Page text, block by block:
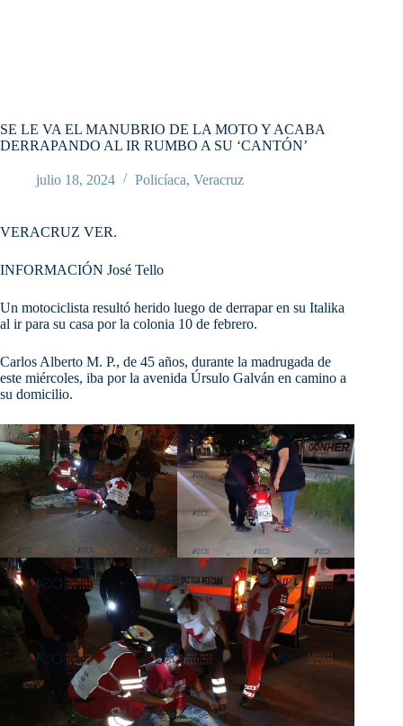
SE LE VA EL MANUBRIO DE LA MOTO Y ACABA
DERRAPANDO AL IR RUMBO A SU ‘CANTÓN’
julio 18, 2024 Policíaca, Veracruz
VERACRUZ VER.
INFORMACIÓN José Tello
Un motociclista resultó herido luego de derrapar en su Italika
al ir para su casa por la colonia 10 de febrero.
Carlos Alberto M. P., de 45 años, durante la madrugada de
este miércoles, iba por la avenida Úrsulo Galván en camino a
su domicilio.